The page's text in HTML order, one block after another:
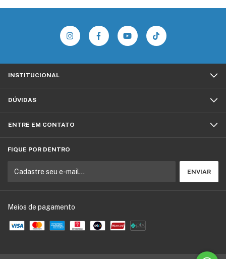
INSTITUCIONAL
DÚVIDAS
ENTRE EM CONTATO
FIQUE POR DENTRO
Meios de pagamento